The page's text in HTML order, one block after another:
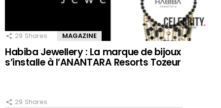
29 Shares MAGAZINE
Habiba Jewellery : La marque de bijoux
s’installe à l’ANANTARA Resorts Tozeur
29 Shares